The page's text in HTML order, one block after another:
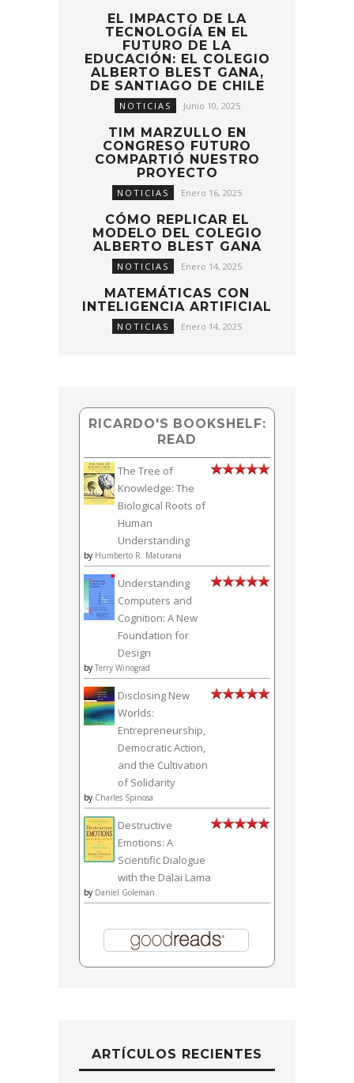
EL IMPACTO DE LA
TECNOLOGÍA EN EL
FUTURO DE LA
EDUCACIÓN: EL COLEGIO
ALBERTO BLEST GANA,
DE SANTIAGO DE CHILE
NOTICIAS Junio 10, 2025
TIM MARZULLO EN
CONGRESO FUTURO
COMPARTIÓ NUESTRO
PROYECTO
NOTICIAS Enero 16, 2025
CÓMO REPLICAR EL
MODELO DEL COLEGIO
ALBERTO BLEST GANA
NOTICIAS Enero 14, 2025
MATEMÁTICAS CON
INTELIGENCIA ARTIFICIAL
NOTICIAS Enero 14, 2025
RICARDO'S BOOKSHELF:
READ
The Tree of
Knowledge: The
Biological Roots of
Human
Understanding
by Humberto R. Maturana
Understanding
Computers and
Cognition: A New
Foundation for
Design
by Terry Winograd
Disclosing New
Worlds:
Entrepreneurship,
Democratic Action,
and the Cultivation
of Solidarity
by Charles Spinosa
Destructive
Emotions: A
Scientific Dialogue
with the Dalai Lama
by Daniel Goleman
ARTÍCULOS RECIENTES